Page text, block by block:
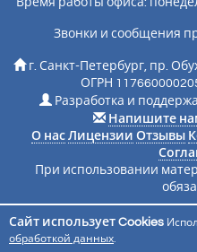
Время работы офиса:
Звонки и сообщения
г. Санкт-Петербург, пр.
ОГРН
Разработка и
Напишите
О нас Лицензии Отзывы
При использовании
Сайт использует Cookies
обработкой данных.